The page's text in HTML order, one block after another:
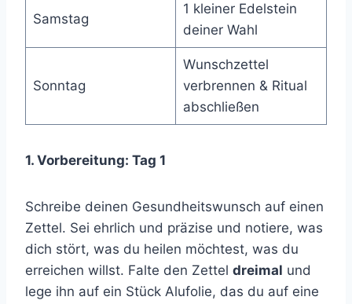
Samstag
1 kleiner Edelstein
deiner Wahl
Sonntag
Wunschzettel
verbrennen & Ritual
abschließen
1. Vorbereitung: Tag 1
Schreibe deinen Gesundheitswunsch auf einen
Zettel. Sei ehrlich und präzise und notiere, was
dich stört, was du heilen möchtest, was du
erreichen willst. Falte den Zettel dreimal und
lege ihn auf ein Stück Alufolie, das du auf eine